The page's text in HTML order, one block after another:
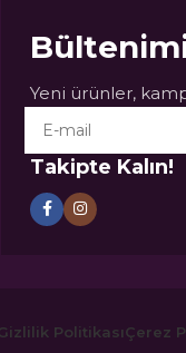
Yeni ürünler,
Takipte Kalın!
PolitikasıÇerez